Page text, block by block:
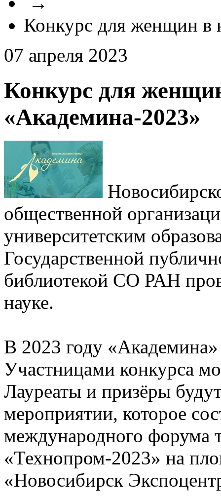
Конкурс для женщин в
07 апреля 2023
Конкурс для
«Академина-2023»
общественной
университетским
Государственной
библиотекой СО РАН
науке.
В 2023 году
Участницами конкурса
Лауреаты и призёры
мероприятии, которое
международного форума
«Технопром-2023» на
«Новосибирск